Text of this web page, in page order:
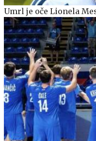
Umrl je oče Lionela